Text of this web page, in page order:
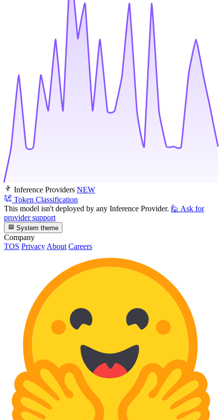
Inference Providers NEW
Token Classification
This model isn't deployed by any Inference Provider. 🙋 Ask for
provider support
System theme
Company
TOS Privacy About Careers